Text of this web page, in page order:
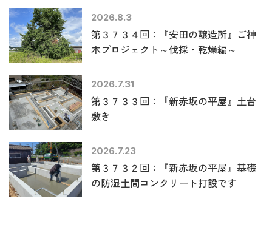
2026.8.3
第３７３４回：『安田の醸造所』ご神
木プロジェクト～伐採・乾燥編～
2026.7.31
第３７３３回：『新赤坂の平屋』土台
敷き
2026.7.23
第３７３２回：『新赤坂の平屋』基礎
の防湿土間コンクリート打設です